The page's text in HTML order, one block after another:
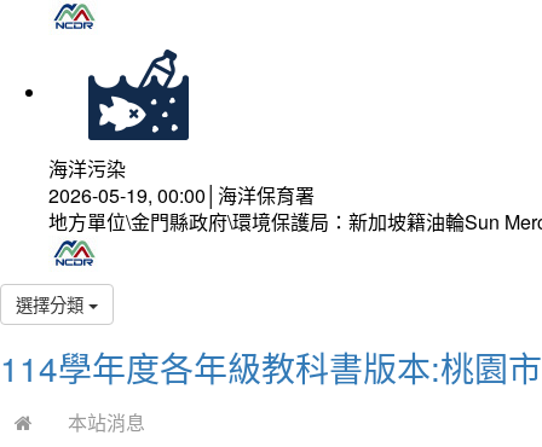
海洋污染
2026-05-19, 00:00│海洋保育署
地方單位\金門縣政府\環境保護局：新加坡籍油輪Sun
選擇分類
114學年度各年級教科書版本:桃園
本站消息